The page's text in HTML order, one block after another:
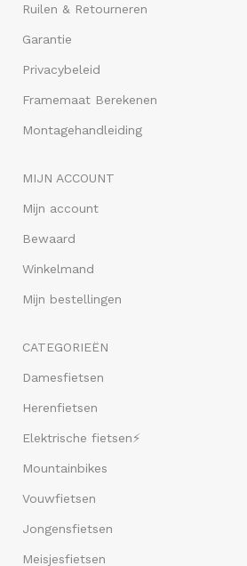
Ruilen & Retourneren
Garantie
Privacybeleid
Framemaat Berekenen
Montagehandleiding
MIJN ACCOUNT
Mijn account
Bewaard
Winkelmand
Mijn bestellingen
CATEGORIEËN
Damesfietsen
Herenfietsen
Elektrische fietsen⚡
Mountainbikes
Vouwfietsen
Jongensfietsen
Meisjesfietsen